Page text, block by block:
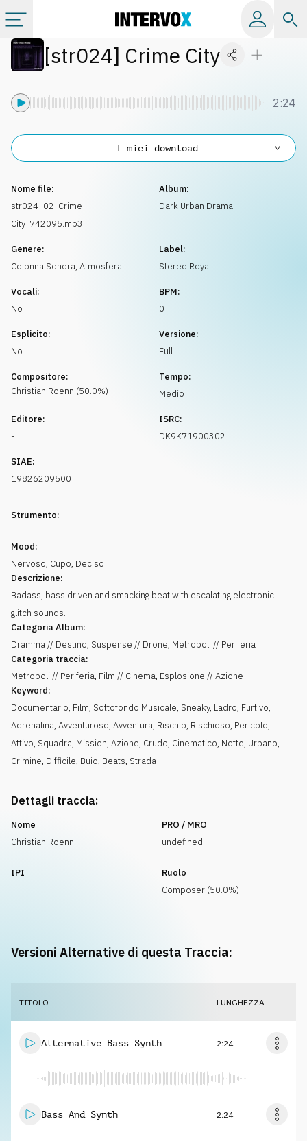
Categorie
Album
Playlist
Licenze
Info
[str024] Crime City
2:24
Nome file:
str024_02_Crime-
City_742095.mp3
Album:
Dark Urban Drama
Genere:
Colonna Sonora, Atmosfera
Label:
Stereo Royal
Vocali:
No
BPM:
0
Esplicito:
No
Versione:
Full
Compositore:
Christian Roenn (50.0%)
Tempo:
Medio
Editore:
-
ISRC:
DK9K71900302
SIAE:
19826209500
Strumento:
-
Mood:
Nervoso, Cupo, Deciso
Descrizione:
Badass, bass driven and smacking beat with escalating electronic
glitch sounds.
Categoria Album:
Dramma // Destino, Suspense // Drone, Metropoli // Periferia
Categoria traccia:
Metropoli // Periferia, Film // Cinema, Esplosione // Azione
Keyword:
Documentario, Film, Sottofondo Musicale, Sneaky, Ladro, Furtivo,
Adrenalina, Avventuroso, Avventura, Rischio, Rischioso, Pericolo,
Attivo, Squadra, Mission, Azione, Crudo, Cinematico, Notte, Urbano,
Crimine, Difficile, Buio, Beats, Strada
I miei download
Dettagli traccia:
Nome
Christian Roenn
PRO / MRO
undefined
IPI
Ruolo
Composer (50.0%)
Versioni Alternative di questa Traccia:
TITOLO LUNGHEZZA
Alternative Bass Synth 2:24
Bass And Synth 2:24